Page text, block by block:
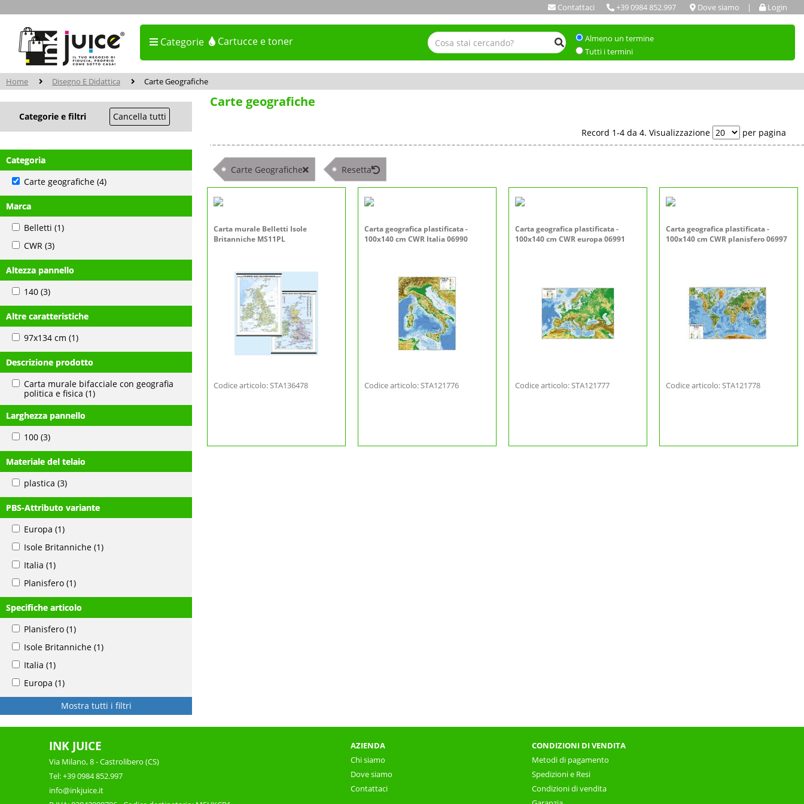
Contattaci +39 0984 852.997 Dove siamo | Login
Categorie Cartucce e toner
Almeno un termine
Tutti i termini
Home Disegno E Didattica Carte Geografiche
Categorie e filtri Cancella tutti
Categoria
Carte geografiche (4)
Marca
Belletti (1)
CWR (3)
Altezza pannello
140 (3)
Altre caratteristiche
97x134 cm (1)
Descrizione prodotto
Carta murale bifacciale con geografia
politica e fisica (1)
Larghezza pannello
100 (3)
Materiale del telaio
plastica (3)
PBS-Attributo variante
Europa (1)
Isole Britanniche (1)
Italia (1)
Planisfero (1)
Specifiche articolo
Planisfero (1)
Isole Britanniche (1)
Italia (1)
Europa (1)
Mostra tutti i filtri
Carte geografiche
Record 1-4 da 4. Visualizzazione per pagina
Carte Geografiche Resetta
Carta murale Belletti Isole
Britanniche MS11PL
Codice articolo: STA136478
Carta geografica plastificata -
100x140 cm CWR Italia 06990
Codice articolo: STA121776
Carta geografica plastificata -
100x140 cm CWR europa 06991
Codice articolo: STA121777
Carta geografica plastificata -
100x140 cm CWR planisfero 06997
Codice articolo: STA121778
INK JUICE
Via Milano, 8 - Castrolibero (CS)
Tel: +39 0984 852.997
info@inkjuice.it
AZIENDA
Chi siamo
Dove siamo
Contattaci
CONDIZIONI DI VENDITA
Metodi di pagamento
Spedizioni e Resi
Condizioni di vendita